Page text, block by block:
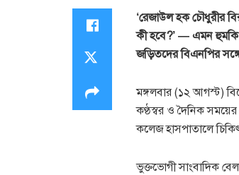
‘রেজাউল হক চৌধুরীর
কী হবে?’ — এমন
জড়িতদের বিএনপির সঙ্গে
মঙ্গলবার (১২ আগস্ট)
কণ্ঠস্বর ও দৈনিক সময়ের
কলেজ হাসপাতালে
ভুক্তভোগী সাংবাদিক